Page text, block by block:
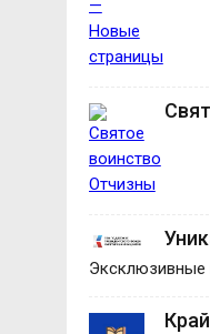
Эксклюзивные